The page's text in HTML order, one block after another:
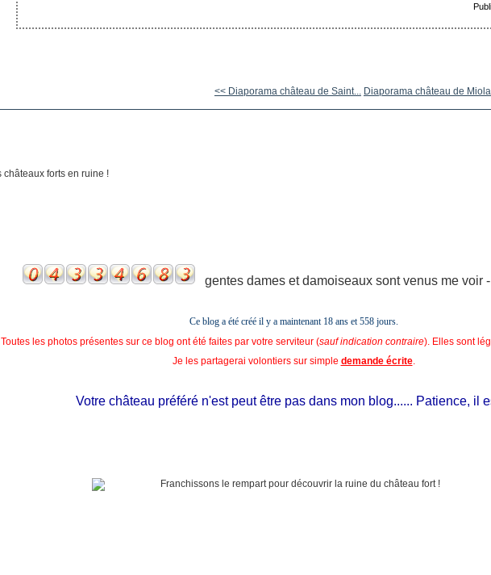
<< Diaporama château de Saint... Diaporama château de
gentes dames et damoiseaux sont venus me voir
Ce blog a été créé il y a maintenant 18 ans et558 jours.
Toutes les photos présentes sur ce blog ont été faites par votre serviteur (sauf indication contraire). Elles sont
Je les partagerai volontiers sur simple demande écrite.
Votre château préféré n'est peut être pas dans mon blog...... Patience, il